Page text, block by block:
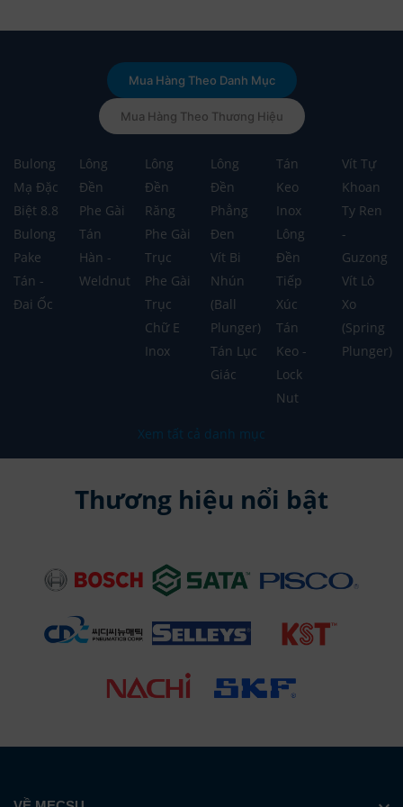
Mua Hàng Theo Danh Mục
Mua Hàng Theo Thương Hiệu
Bulong
Mạ Đặc
Biệt 8.8
Bulong
Pake
Tán -
Đai Ốc
Lông
Đền
Phe Gài
Tán
Hàn -
Weldnut
Lông
Đền
Răng
Phe Gài
Trục
Phe Gài
Trục
Chữ E
Inox
Lông
Đền
Phẳng
Đen
Vít Bi
Nhún
(Ball
Plunger)
Tán Lục
Giác
Tán
Keo
Inox
Lông
Đền
Tiếp
Xúc
Tán
Keo -
Lock
Nut
Vít Tự
Khoan
Ty Ren
-
Guzong
Vít Lò
Xo
(Spring
Plunger)
Xem tất cả danh mục
Thương hiệu nổi bật